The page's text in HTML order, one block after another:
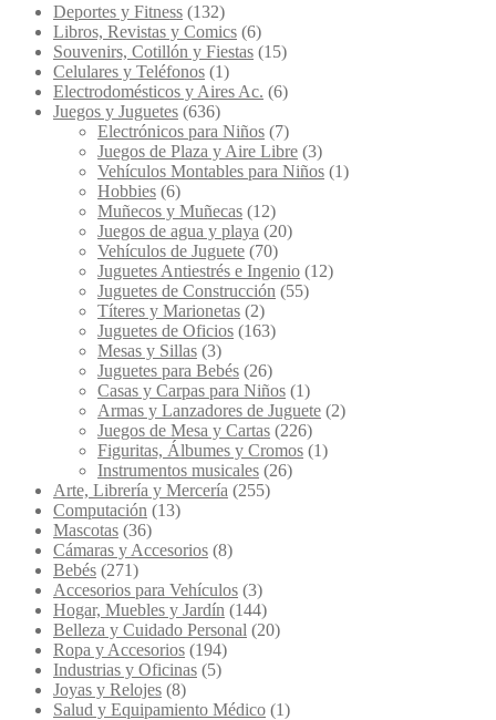
Deportes y Fitness (132)
Libros, Revistas y Comics (6)
Souvenirs, Cotillón y Fiestas (15)
Celulares y Teléfonos (1)
Electrodomésticos y Aires Ac. (6)
Juegos y Juguetes (636)
Electrónicos para Niños (7)
Juegos de Plaza y Aire Libre (3)
Vehículos Montables para Niños (1)
Hobbies (6)
Muñecos y Muñecas (12)
Juegos de agua y playa (20)
Vehículos de Juguete (70)
Juguetes Antiestrés e Ingenio (12)
Juguetes de Construcción (55)
Títeres y Marionetas (2)
Juguetes de Oficios (163)
Mesas y Sillas (3)
Juguetes para Bebés (26)
Casas y Carpas para Niños (1)
Armas y Lanzadores de Juguete (2)
Juegos de Mesa y Cartas (226)
Figuritas, Álbumes y Cromos (1)
Instrumentos musicales (26)
Arte, Librería y Mercería (255)
Computación (13)
Mascotas (36)
Cámaras y Accesorios (8)
Bebés (271)
Accesorios para Vehículos (3)
Hogar, Muebles y Jardín (144)
Belleza y Cuidado Personal (20)
Ropa y Accesorios (194)
Industrias y Oficinas (5)
Joyas y Relojes (8)
Salud y Equipamiento Médico (1)